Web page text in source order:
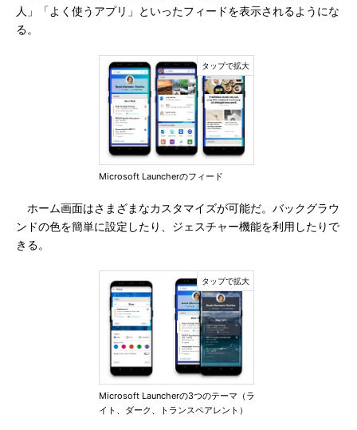
人」「よく使うアプリ」といったフィードを表示されるようにな
る。
Microsoft Launcherのフィード
ホーム画面はさまざまなカスタマイズが可能だ。バックグラウ
ンドの色を簡単に設定したり、ジェスチャー機能を利用したりで
きる。
Microsoft Launcherの3つのテーマ（ラ
イト、ダーク、トランスペアレント）